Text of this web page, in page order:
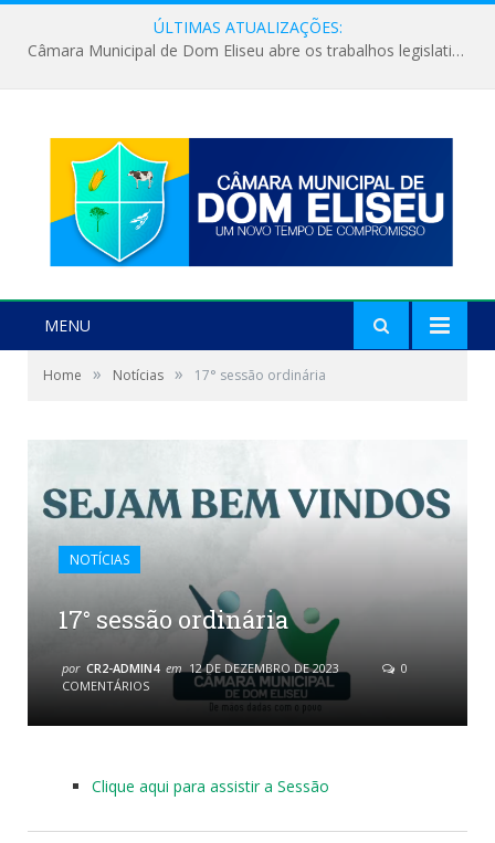
ÚLTIMAS ATUALIZAÇÕES:
Câmara Municipal de Dom Eliseu abre os trabalhos legislativos do segundo semestre
MENU
Home » Notícias » 17° sessão ordinária
NOTÍCIAS
17° sessão ordinária
por CR2-ADMIN4 em 12 DE DEZEMBRO DE 2023
0
COMENTÁRIOS
Clique aqui para assistir a Sessão